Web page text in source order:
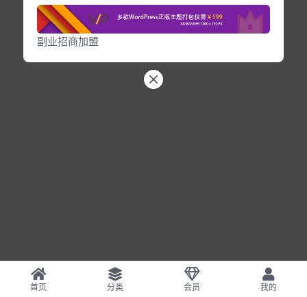
首页 分类 会员 我的
副业招商加盟